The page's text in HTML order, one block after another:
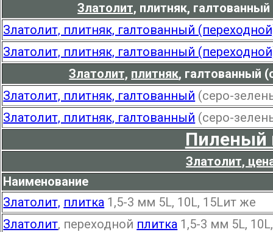
Златолит, плитняк,
Златолит, плитняк, галтованный
Златолит, плитняк, галтованный
Златолит, плитняк, галтованный
Златолит, плитняк, галтованный (серо-
Златолит, плитняк, галтованный (серо-
Пиленый
Златолит,
Наименование
Златолит, плитка 1,5-3 мм 5L, 10L, 15Lит же
Златолит, переходной плитка 1,5-3 мм 5L,